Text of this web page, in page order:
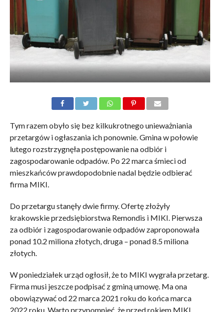
Tym razem obyło się bez kilkukrotnego unieważniania
przetargów i ogłaszania ich ponownie. Gmina w połowie
lutego rozstrzygnęła postępowanie na odbiór i
zagospodarowanie odpadów. Po 22 marca śmieci od
mieszkańców prawdopodobnie nadal będzie odbierać
firma MIKI.
Do przetargu stanęły dwie firmy. Ofertę złożyły
krakowskie przedsiębiorstwa Remondis i MIKI. Pierwsza
za odbiór i zagospodarowanie odpadów zaproponowała
ponad 10.2 miliona złotych, druga – ponad 8.5 miliona
złotych.
W poniedziałek urząd ogłosił, że to MIKI wygrała przetarg.
Firma musi jeszcze podpisać z gminą umowę. Ma ona
obowiązywać od 22 marca 2021 roku do końca marca
2022 roku. Warto przypomnieć, że przed rokiem MIKI